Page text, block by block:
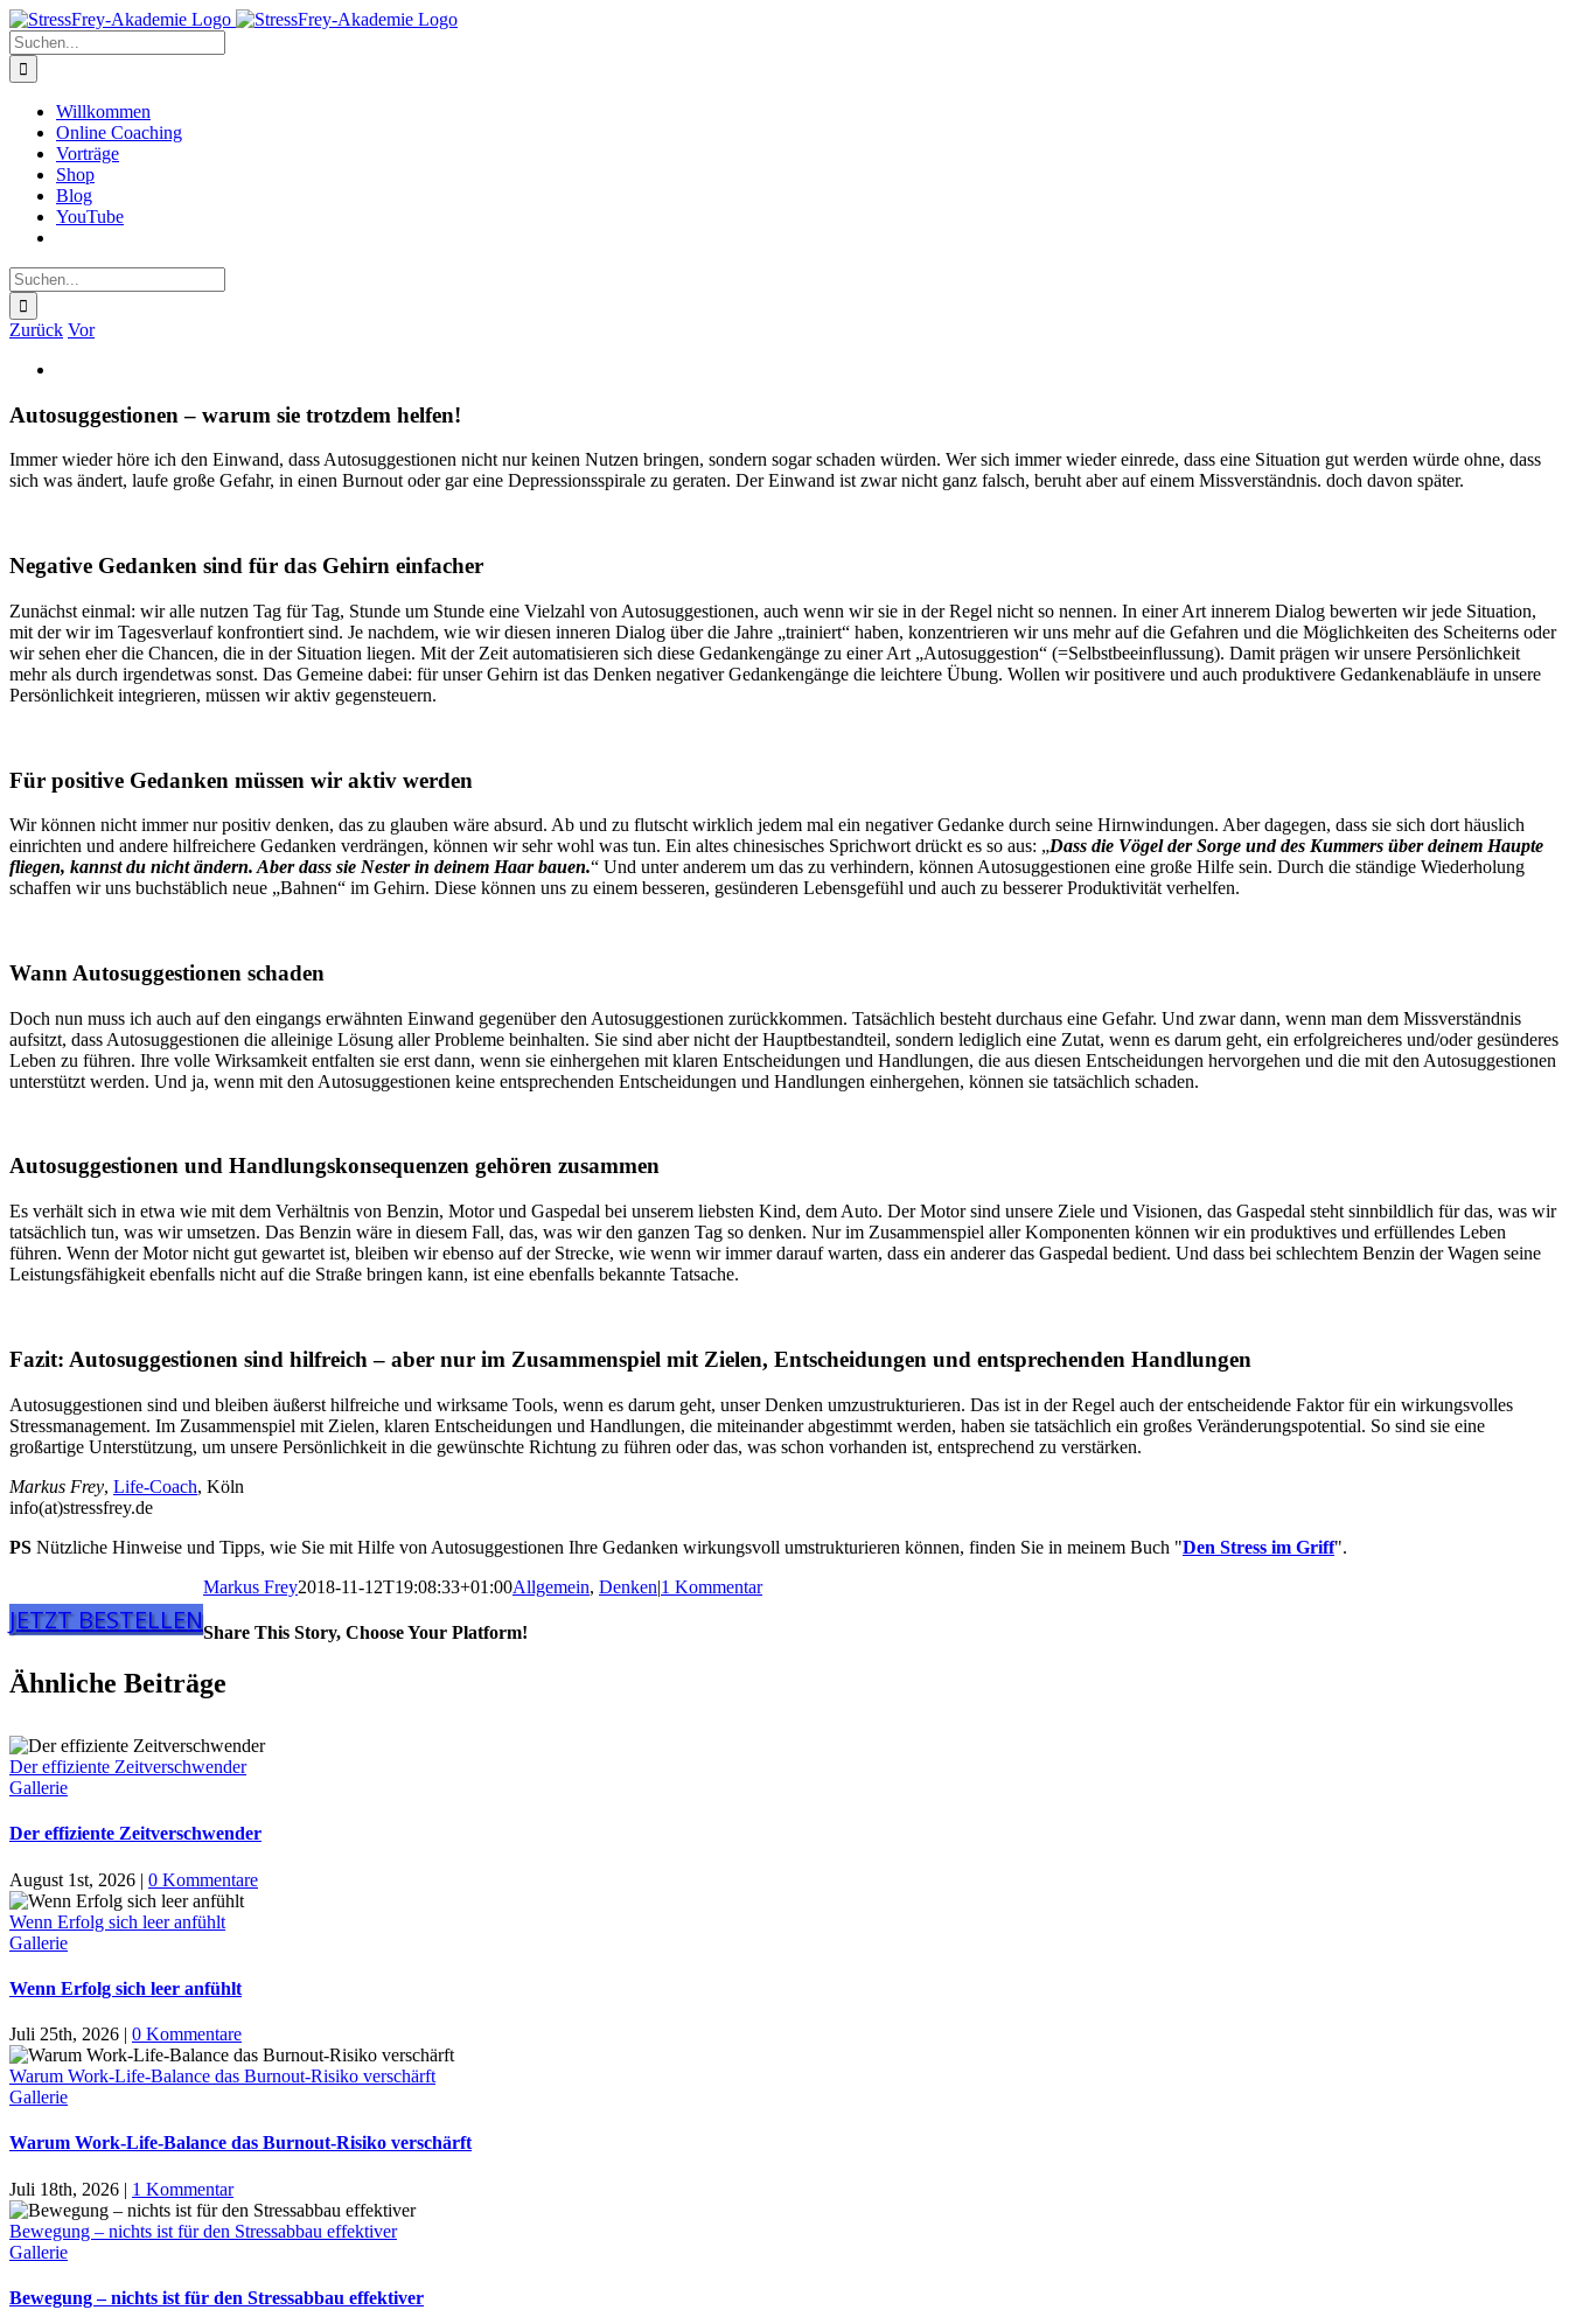
Zum
Inhalt
springen
Suche
nach:
Willkommen
Online Coaching
Vorträge
Shop
Blog
YouTube
Suche
nach:
Zurück Vor
Bild
Autosuggestionen – warum sie trotzdem helfen!
Immer wieder höre ich den Einwand, dass Autosuggestionen nicht nur keinen Nutzen bringen, sondern sogar schaden würden. Wer sich immer wieder einrede, dass eine Situation gut werden würde ohne, dass
sich was ändert, laufe große Gefahr, in einen Burnout oder gar eine Depressionsspirale zu geraten. Der Einwand ist zwar nicht ganz falsch, beruht aber auf einem Missverständnis. doch davon später.
Negative Gedanken sind für das Gehirn einfacher
Zunächst einmal: wir alle nutzen Tag für Tag, Stunde um Stunde eine Vielzahl von Autosuggestionen, auch wenn wir sie in der Regel nicht so nennen. In einer Art innerem Dialog bewerten wir jede Situation,
mit der wir im Tagesverlauf konfrontiert sind. Je nachdem, wie wir diesen inneren Dialog über die Jahre „trainiert“ haben, konzentrieren wir uns mehr auf die Gefahren und die Möglichkeiten des Scheiterns oder
wir sehen eher die Chancen, die in der Situation liegen. Mit der Zeit automatisieren sich diese Gedankengänge zu einer Art „Autosuggestion“ (=Selbstbeeinflussung). Damit prägen wir unsere Persönlichkeit
mehr als durch irgendetwas sonst. Das Gemeine dabei: für unser Gehirn ist das Denken negativer Gedankengänge die leichtere Übung. Wollen wir positivere und auch produktivere Gedankenabläufe in unsere
Persönlichkeit integrieren, müssen wir aktiv gegensteuern.
Für positive Gedanken müssen wir aktiv werden
Wir können nicht immer nur positiv denken, das zu glauben wäre absurd. Ab und zu flutscht wirklich jedem mal ein negativer Gedanke durch seine Hirnwindungen. Aber dagegen, dass sie sich dort häuslich
einrichten und andere hilfreichere Gedanken verdrängen, können wir sehr wohl was tun. Ein altes chinesisches Sprichwort drückt es so aus: „Dass die Vögel der Sorge und des Kummers über deinem Haupte
fliegen, kannst du nicht ändern. Aber dass sie Nester in deinem Haar bauen.“ Und unter anderem um das zu verhindern, können Autosuggestionen eine große Hilfe sein. Durch die ständige Wiederholung
schaffen wir uns buchstäblich neue „Bahnen“ im Gehirn. Diese können uns zu einem besseren, gesünderen Lebensgefühl und auch zu besserer Produktivität verhelfen.
Wann Autosuggestionen schaden
Doch nun muss ich auch auf den eingangs erwähnten Einwand gegenüber den Autosuggestionen zurückkommen. Tatsächlich besteht durchaus eine Gefahr. Und zwar dann, wenn man dem Missverständnis
aufsitzt, dass Autosuggestionen die alleinige Lösung aller Probleme beinhalten. Sie sind aber nicht der Hauptbestandteil, sondern lediglich eine Zutat, wenn es darum geht, ein erfolgreicheres und/oder gesünderes
Leben zu führen. Ihre volle Wirksamkeit entfalten sie erst dann, wenn sie einhergehen mit klaren Entscheidungen und Handlungen, die aus diesen Entscheidungen hervorgehen und die mit den Autosuggestionen
unterstützt werden. Und ja, wenn mit den Autosuggestionen keine entsprechenden Entscheidungen und Handlungen einhergehen, können sie tatsächlich schaden.
Autosuggestionen und Handlungskonsequenzen gehören zusammen
Es verhält sich in etwa wie mit dem Verhältnis von Benzin, Motor und Gaspedal bei unserem liebsten Kind, dem Auto. Der Motor sind unsere Ziele und Visionen, das Gaspedal steht sinnbildlich für das, was wir
tatsächlich tun, was wir umsetzen. Das Benzin wäre in diesem Fall, das, was wir den ganzen Tag so denken. Nur im Zusammenspiel aller Komponenten können wir ein produktives und erfüllendes Leben
führen. Wenn der Motor nicht gut gewartet ist, bleiben wir ebenso auf der Strecke, wie wenn wir immer darauf warten, dass ein anderer das Gaspedal bedient. Und dass bei schlechtem Benzin der Wagen seine
Leistungsfähigkeit ebenfalls nicht auf die Straße bringen kann, ist eine ebenfalls bekannte Tatsache.
Fazit: Autosuggestionen sind hilfreich – aber nur im Zusammenspiel mit Zielen, Entscheidungen und entsprechenden Handlungen
Autosuggestionen sind und bleiben äußerst hilfreiche und wirksame Tools, wenn es darum geht, unser Denken umzustrukturieren. Das ist in der Regel auch der entscheidende Faktor für ein wirkungsvolles
Stressmanagement. Im Zusammenspiel mit Zielen, klaren Entscheidungen und Handlungen, die miteinander abgestimmt werden, haben sie tatsächlich ein großes Veränderungspotential. So sind sie eine
großartige Unterstützung, um unsere Persönlichkeit in die gewünschte Richtung zu führen oder das, was schon vorhanden ist, entsprechend zu verstärken.
Markus Frey, Life-Coach, Köln
info(at)stressfrey.de
PS Nützliche Hinweise und Tipps, wie Sie mit Hilfe von Autosuggestionen Ihre Gedanken wirkungsvoll umstrukturieren können, finden Sie in meinem Buch "Den Stress im Griff".
JETZT BESTELLEN
Markus Frey2018-11-12T19:08:33+01:00Allgemein, Denken|1 Kommentar
Share This Story, Choose Your Platform!
Ähnliche Beiträge
Der effiziente Zeitverschwender
Gallerie
Der effiziente Zeitverschwender
August 1st, 2026 | 0 Kommentare
Wenn Erfolg sich leer anfühlt
Gallerie
Wenn Erfolg sich leer anfühlt
Juli 25th, 2026 | 0 Kommentare
Warum Work-Life-Balance das Burnout-Risiko verschärft
Gallerie
Warum Work-Life-Balance das Burnout-Risiko verschärft
Juli 18th, 2026 | 1 Kommentar
Bewegung – nichts ist für den Stressabbau effektiver
Gallerie
Bewegung – nichts ist für den Stressabbau effektiver